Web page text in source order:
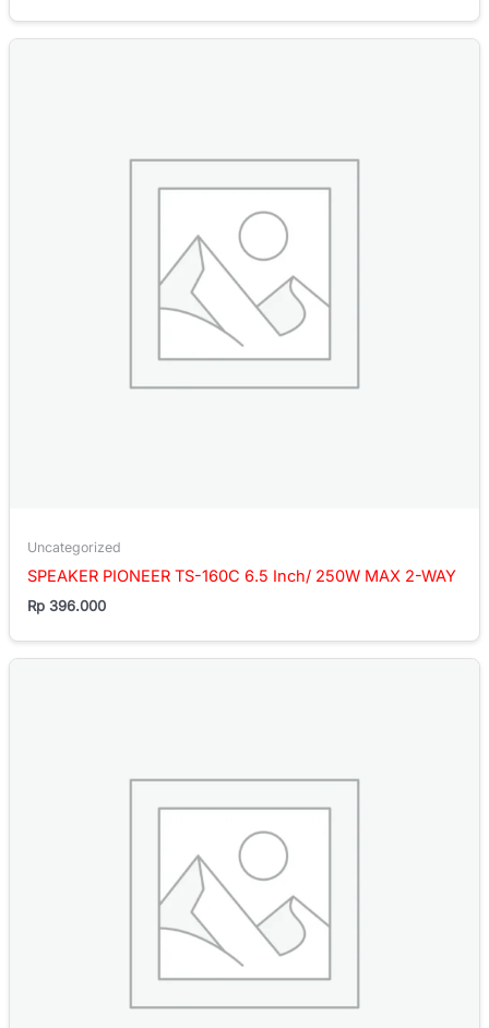
Uncategorized
SPEAKER PIONEER TS-160C 6.5 Inch/ 250W MAX 2-WAY
Rp 396.000